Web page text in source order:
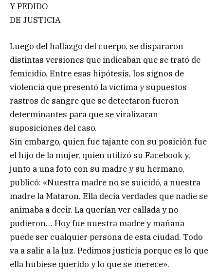
Y PEDIDO
DE JUSTICIA
Luego del hallazgo del cuerpo, se dispararon
distintas versiones que indicaban que se trató de
femicidio. Entre esas hipótesis, los signos de
violencia que presentó la víctima y supuestos
rastros de sangre que se detectaron fueron
determinantes para que se viralizaran
suposiciones del caso.
Sin embargo, quien fue tajante con su posición fue
el hijo de la mujer, quien utilizó su Facebook y,
junto a una foto con su madre y su hermano,
publicó: «Nuestra madre no se suicidó, a nuestra
madre la Mataron. Ella decía verdades que nadie se
animaba a decir. La querían ver callada y no
pudieron… Hoy fue nuestra madre y mañana
puede ser cualquier persona de esta ciudad. Todo
va a salir a la luz. Pedimos justicia porque es lo que
ella hubiese querido y lo que se merece».